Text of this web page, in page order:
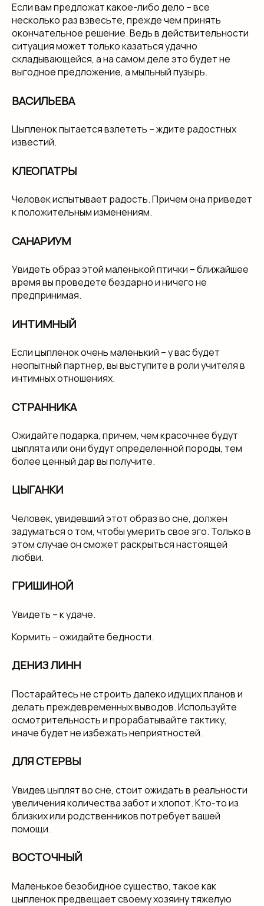
Если вам предложат какое-либо дело – все
несколько раз взвесьте, прежде чем принять
окончательное решение. Ведь в действительности
ситуация может только казаться удачно
складывающейся, а на самом деле это будет не
выгодное предложение, а мыльный пузырь.
ВАСИЛЬЕВА
Цыпленок пытается взлететь – ждите радостных
известий.
КЛЕОПАТРЫ
Человек испытывает радость. Причем она приведет
к положительным изменениям.
САНАРИУМ
Увидеть образ этой маленькой птички – ближайшее
время вы проведете бездарно и ничего не
предпринимая.
ИНТИМНЫЙ
Если цыпленок очень маленький – у вас будет
неопытный партнер, вы выступите в роли учителя в
интимных отношениях.
СТРАННИКА
Ожидайте подарка, причем, чем красочнее будут
цыплята или они будут определенной породы, тем
более ценный дар вы получите.
ЦЫГАНКИ
Человек, увидевший этот образ во сне, должен
задуматься о том, чтобы умерить свое эго. Только в
этом случае он сможет раскрыться настоящей
любви.
ГРИШИНОЙ
Увидеть – к удаче.
Кормить – ожидайте бедности.
ДЕНИЗ ЛИНН
Постарайтесь не строить далеко идущих планов и
делать преждевременных выводов. Используйте
осмотрительность и прорабатывайте тактику,
иначе будет не избежать неприятностей.
ДЛЯ СТЕРВЫ
Увидев цыплят во сне, стоит ожидать в реальности
увеличения количества забот и хлопот. Кто-то из
близких или родственников потребует вашей
помощи.
ВОСТОЧНЫЙ
Маленькое безобидное существо, такое как
цыпленок предвещает своему хозяину тяжелую